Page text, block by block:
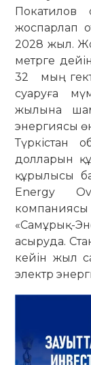
Покатилов
жоспарлап
2028 жыл.
метрге
32 мың
суаруға
жылына
энергиясы
долларын
құрылысы
Energy
«Самұрық-
асыруда.
кейін жыл
электр